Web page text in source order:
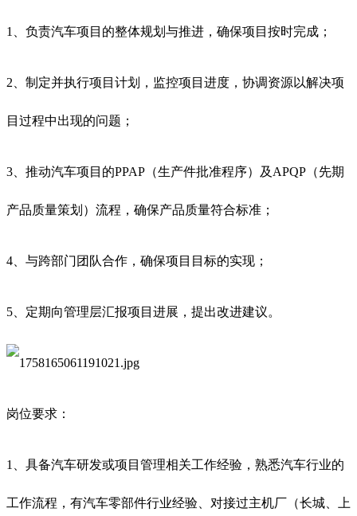
1、负责汽车项目的整体规划与推进，确保项目按时完成；
2、制定并执行项目计划，监控项目进度，协调资源以解决项
目过程中出现的问题；
3、推动汽车项目的PPAP（生产件批准程序）及APQP（先期
产品质量策划）流程，确保产品质量符合标准；
4、与跨部门团队合作，确保项目目标的实现；
5、定期向管理层汇报项目进展，提出改进建议。
岗位要求：
1、具备汽车研发或项目管理相关工作经验，熟悉汽车行业的
工作流程，有汽车零部件行业经验、对接过主机厂（长城、上